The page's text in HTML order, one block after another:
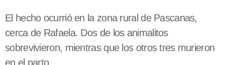
El hecho ocurrió en la zona rural de Pascanas,
cerca de Rafaela. Dos de los animalitos
sobrevivieron, mientras que los otros tres murieron
en el parto.